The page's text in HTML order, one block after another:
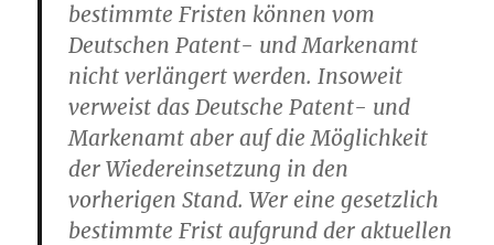
bestimmte Fristen können vom
Deutschen Patent- und Markenamt
nicht verlängert werden. Insoweit
verweist das Deutsche Patent- und
Markenamt aber auf die Möglichkeit
der Wiedereinsetzung in den
vorherigen Stand. Wer eine gesetzlich
bestimmte Frist aufgrund der aktuellen